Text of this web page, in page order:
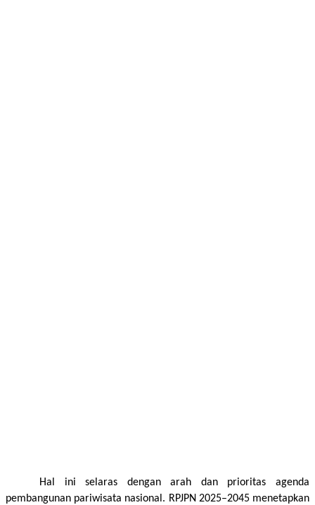
Hal ini selaras dengan arah dan prioritas agenda
pembangunan pariwisata nasional. RPJPN 2025–2045 menetapkan